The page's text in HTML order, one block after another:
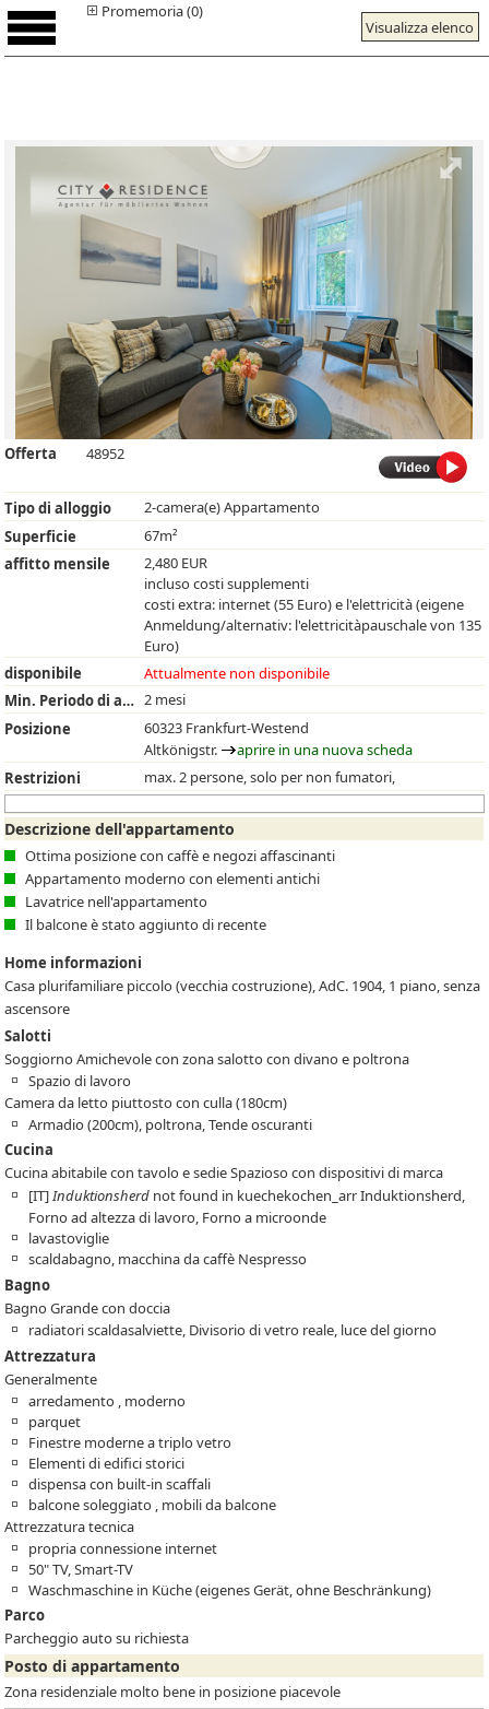
Visualizza elenco
Promemoria (0)
Offerta 48952
Tipo di alloggio
2-camera(e) Appartamento
Superficie
67m²
affitto mensile
2,480 EUR
incluso costi supplementi
costi extra: internet (55 Euro) e l'elettricità (eigene
Anmeldung/alternativ: l'elettricitàpauschale von 135
Euro)
disponibile
Attualmente non disponibile
Min. Periodo di affitto 2 mesi
Posizione
60323 Frankfurt-Westend
Altkönigstr.
aprire in una nuova scheda
Restrizioni
max. 2 persone, solo per non fumatori,
Descrizione dell'appartamento
Ottima posizione con caffè e negozi affascinanti
Appartamento moderno con elementi antichi
Lavatrice nell'appartamento
Il balcone è stato aggiunto di recente
Home informazioni
Casa plurifamiliare piccolo (vecchia costruzione), AdC. 1904, 1 piano, senza
ascensore
Salotti
Soggiorno Amichevole con zona salotto con divano e poltrona
Spazio di lavoro
Camera da letto piuttosto con culla (180cm)
Armadio (200cm), poltrona, Tende oscuranti
Cucina
Cucina abitabile con tavolo e sedie Spazioso con dispositivi di marca
[IT]Induktionsherd not found in kuechekochen_arrInduktionsherd,
Forno ad altezza di lavoro, Forno a microonde
lavastoviglie
scaldabagno, macchina da caffè Nespresso
Bagno
Bagno Grande con doccia
radiatori scaldasalviette, Divisorio di vetro reale, luce del giorno
Attrezzatura
Generalmente
arredamento , moderno
parquet
Finestre moderne a triplo vetro
Elementi di edifici storici
dispensa con built-in scaffali
balcone soleggiato , mobili da balcone
Attrezzatura tecnica
propria connessione internet
50" TV, Smart-TV
Waschmaschine in Küche (eigenes Gerät, ohne Beschränkung)
Parco
Parcheggio auto su richiesta
Posto di appartamento
Zona residenziale molto bene in posizione piacevole